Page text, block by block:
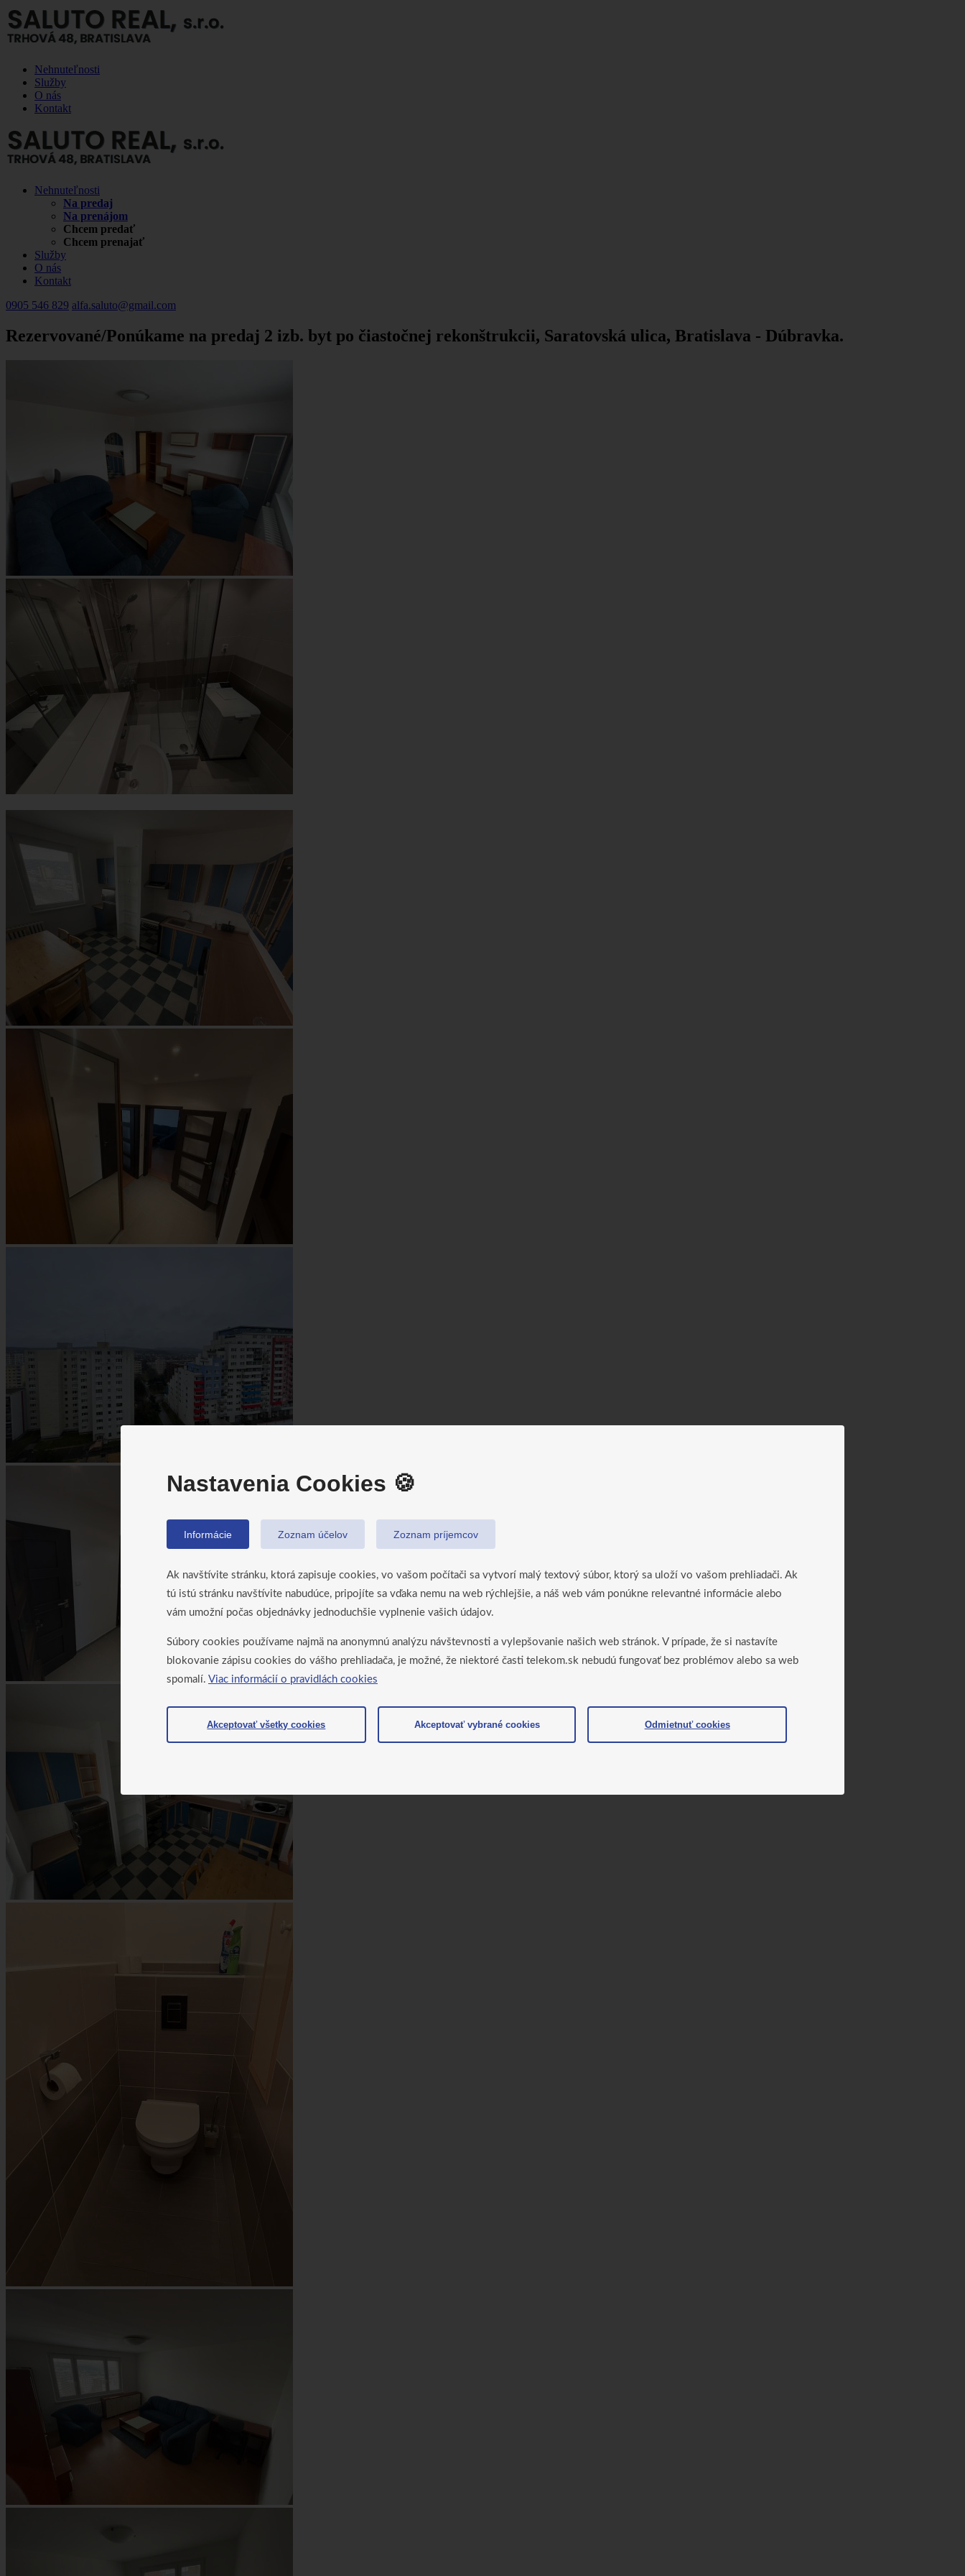
Nastavenia Cookies 🍪
Informácie Zoznam účelov Zoznam príjemcov
Ak navštívite stránku, ktorá zapisuje cookies, vo vašom počítači sa vytvorí malý textový súbor, ktorý sa uloží vo vašom prehliadači. Ak
tú istú stránku navštívite nabudúce, pripojíte sa vďaka nemu na web rýchlejšie, a náš web vám ponúkne relevantné informácie alebo
vám umožní počas objednávky jednoduchšie vyplnenie vašich údajov.
Súbory cookies používame najmä na anonymnú analýzu návštevnosti a vylepšovanie našich web stránok. V prípade, že si nastavíte
blokovanie zápisu cookies do vášho prehliadača, je možné, že niektoré časti telekom.sk nebudú fungovať bez problémov alebo sa web
spomalí. Viac informácií o pravidlách cookies
Akceptovať všetky cookies Akceptovať vybrané cookies Odmietnuť cookies
Nehnuteľnosti
Služby
O nás
Kontakt
Nehnuteľnosti
Na predaj
Na prenájom
Chcem predať
Chcem prenajať
Služby
O nás
Kontakt
0905 546 829 alfa.saluto@gmail.com
Rezervované/Ponúkame na predaj 2 izb. byt po čiastočnej rekonštrukcii, Saratovská ulica, Bratislava - Dúbravka.